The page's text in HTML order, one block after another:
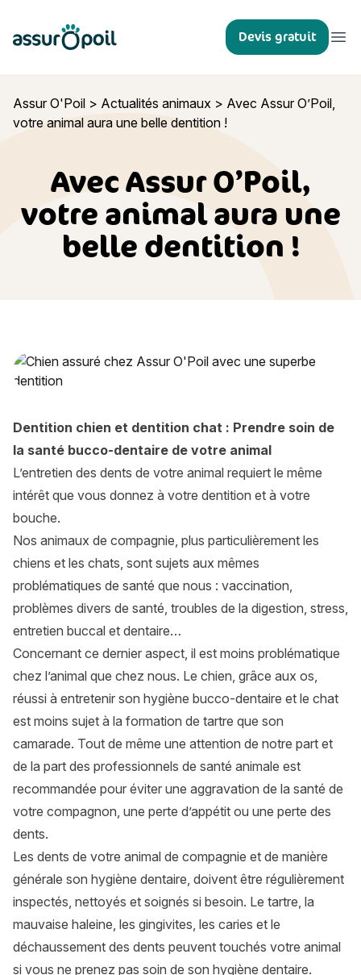
Assur O'Poil Devis gratuit
Assur O'Poil > Actualités animaux > Avec Assur O’Poil,
votre animal aura une belle dentition !
Avec Assur O’Poil,
votre animal aura une
belle dentition !
Avec Assur O’Poil, votre animal aura une belle dentition !
Dentition chien et dentition chat : Prendre soin de
la santé bucco-dentaire de votre animal
L’entretien des dents de votre animal requiert le même
intérêt que vous donnez à votre dentition et à votre
bouche.
Nos animaux de compagnie, plus particulièrement les
chiens et les chats, sont sujets aux mêmes
problématiques de santé que nous : vaccination,
problèmes divers de santé, troubles de la digestion, stress,
entretien buccal et dentaire…
Concernant ce dernier aspect, il est moins problématique
chez l’animal que chez nous. Le chien, grâce aux os,
réussi à entretenir son hygiène bucco-dentaire et le chat
est moins sujet à la formation de tartre que son
camarade. Tout de même une attention de notre part et
de la part des professionnels de santé animale est
recommandée pour éviter une aggravation de la santé de
votre compagnon, une perte d’appétit ou une perte des
dents.
Les dents de votre animal de compagnie et de manière
générale son hygiène dentaire, doivent être régulièrement
inspectés, nettoyés et soignés si besoin. Le tartre, la
mauvaise haleine, les gingivites, les caries et le
déchaussement des dents peuvent touchés votre animal
si vous ne prenez pas soin de son hygiène dentaire.